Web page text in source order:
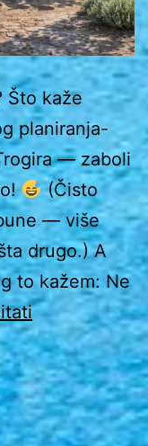
Što kaže
planiranja-
— zaboli
(Čisto
— više
drugo.) A
to kažem: Ne
Isti
parking,
dvije
budućnosti:
Održivi